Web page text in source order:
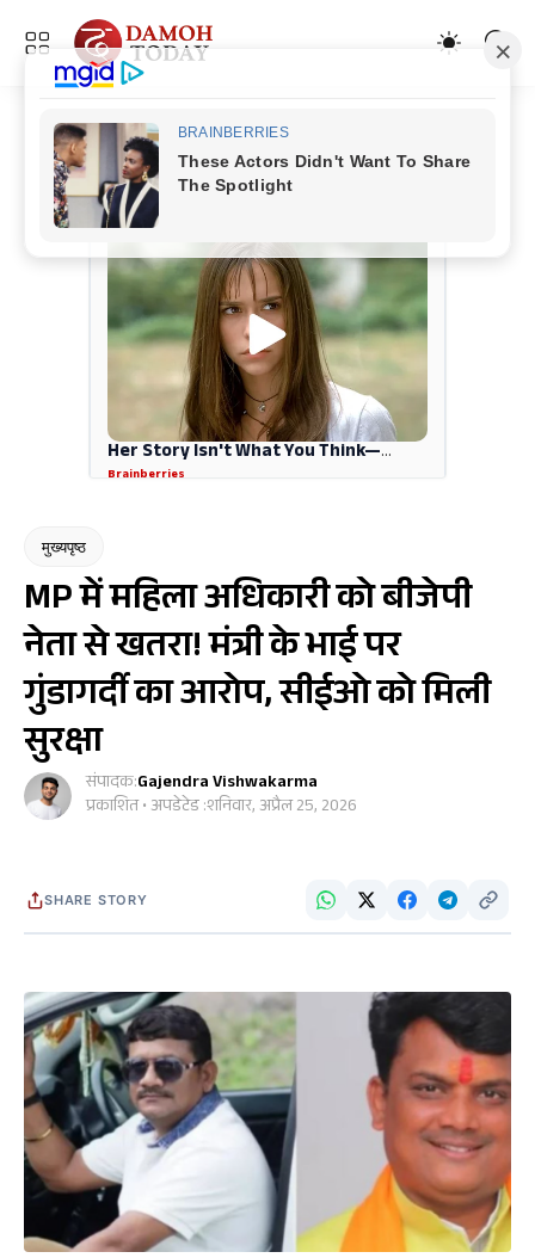
ADVERTISEMENT
मुख्यपृष्ठ
MP में महिला अधिकारी को बीजेपी
नेता से खतरा! मंत्री के भाई पर
गुंडागर्दी का आरोप, सीईओ को मिली
सुरक्षा
संपादक:Gajendra Vishwakarma
प्रकाशित • अपडेटेड :शनिवार, अप्रैल 25, 2026
SHARE STORY